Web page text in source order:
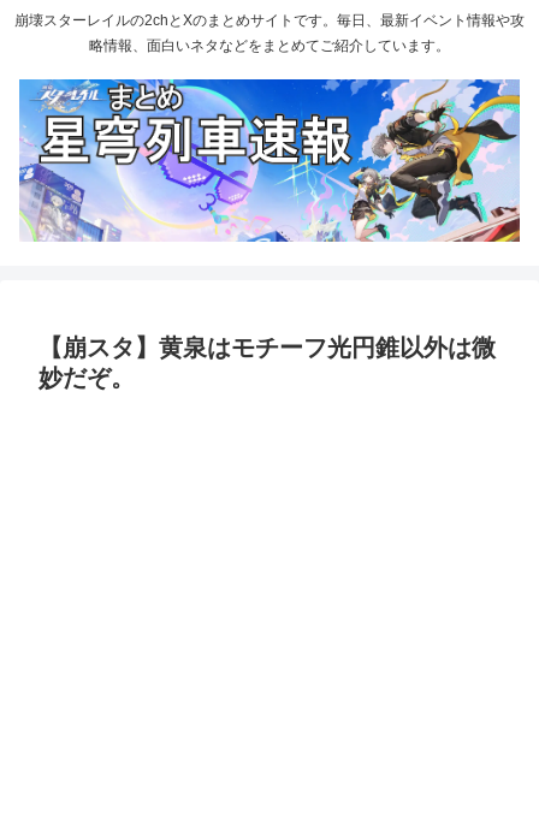
崩壊スターレイルの2chとXのまとめサイトです。毎日、最新イベント情報や攻
略情報、面白いネタなどをまとめてご紹介しています。
【崩スタ】黄泉はモチーフ光円錐以外は微
妙だぞ。